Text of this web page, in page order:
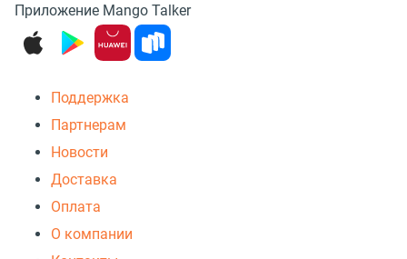
Приложение Mango Talker
Поддержка
Партнерам
Новости
Доставка
Оплата
О компании